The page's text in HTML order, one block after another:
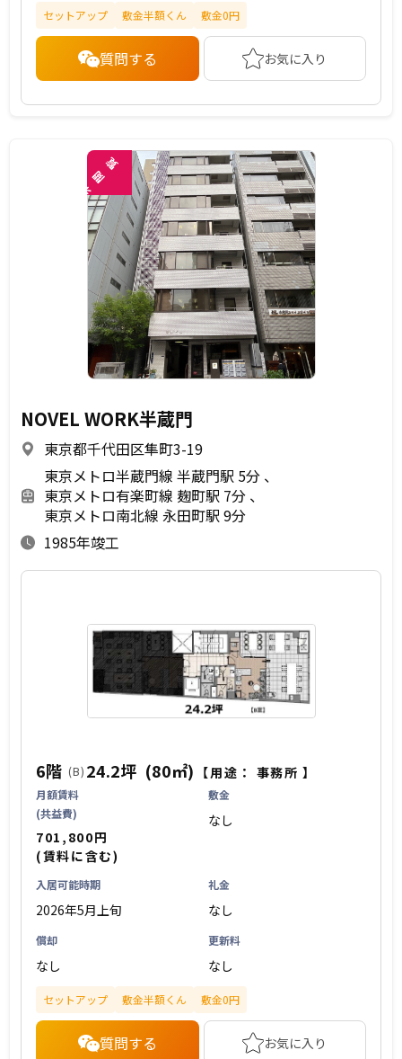
セットアップ 敷金半額くん 敷金0円
質問する お気に入り
未
閲
覧
NOVEL WORK半蔵門
東京都千代田区隼町3-19
東京メトロ半蔵門線 半蔵門駅 5分
東京メトロ有楽町線 麹町駅 7分
東京メトロ南北線 永田町駅 9分
1985年竣工
6階 (B) 24.2坪 (80㎡) 【用途： 事務所 】
月額賃料
(共益費)
701,800円
(賃料に含む)
敷金
なし
入居可能時期
2026年5月上旬
礼金
なし
償却
なし
更新料
なし
セットアップ 敷金半額くん 敷金0円
質問する お気に入り